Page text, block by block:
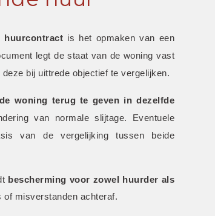
huurcontract is het opmaken van een
legt de staat van de woning vast
bij uittrede objectief te vergelijken.
woning terug te geven in dezelfde
van normale slijtage. Eventuele
van de vergelijking tussen beide
bescherming voor zowel huurder als
misverstanden achteraf.